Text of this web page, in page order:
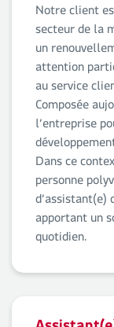
Notre client
secteur de la
un
attention
au service
Composée
l’entreprise
Dans ce
personne
apportant un
quotidien.